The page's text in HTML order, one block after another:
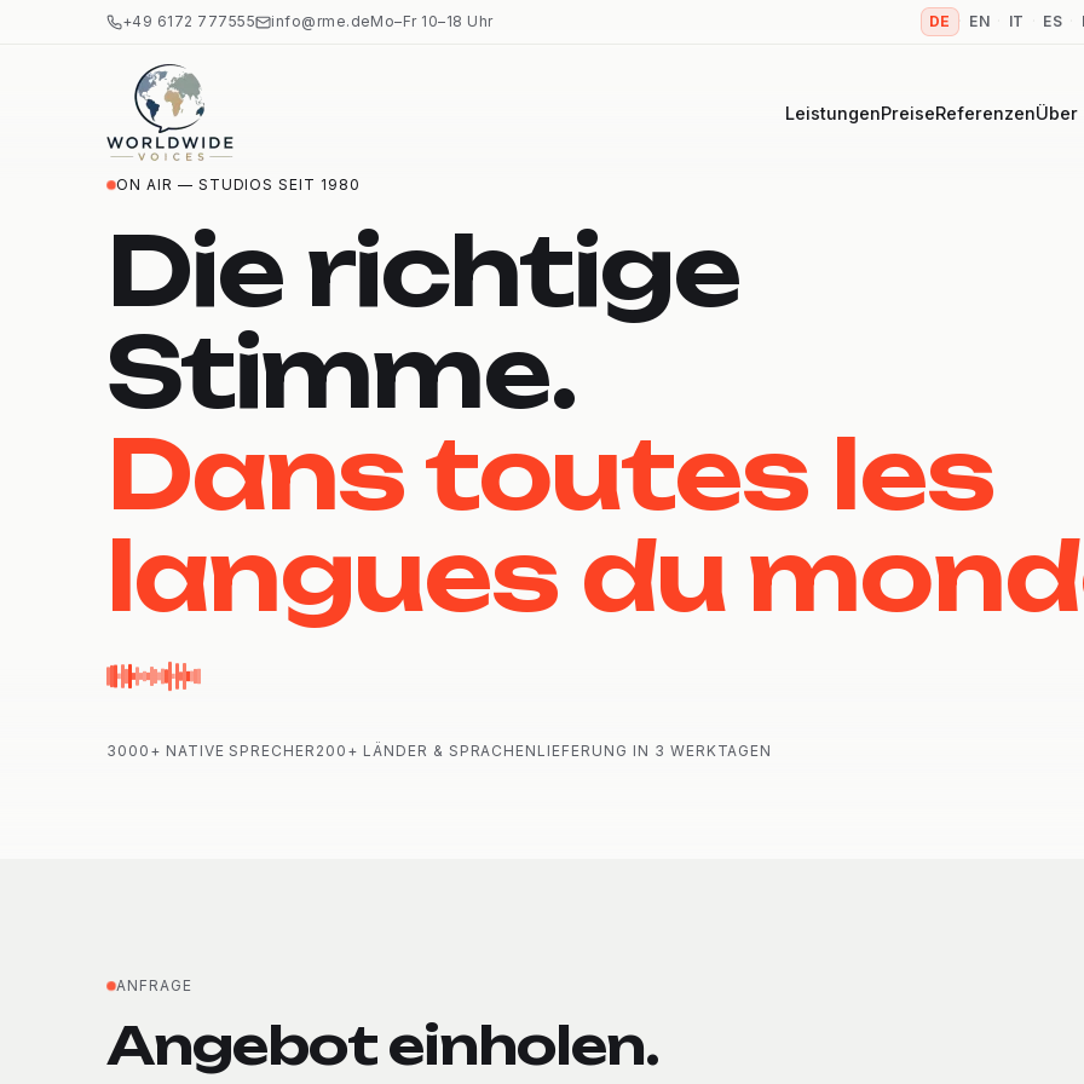
+49 6172 777555 info@rme.deMo–Fr 10–18 Uhr DE EN IT ES
LeistungenPreiseReferenzenÜber
ON AIR — STUDIOS SEIT 1980
Die richtige
Stimme.
Dans toutes les
langues du
3000+ NATIVE SPRECHER 200+ LÄNDER & SPRACHEN LIEFERUNG IN 3 WERKTAGEN
ANFRAGE
Angebot einholen.